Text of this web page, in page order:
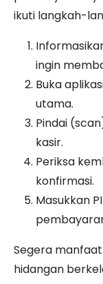
ikuti langkah-
ingin
Buka
utama.
Pindai
kasir.
Periksa
konfirmasi.
Masukkan
Segera
hidangan